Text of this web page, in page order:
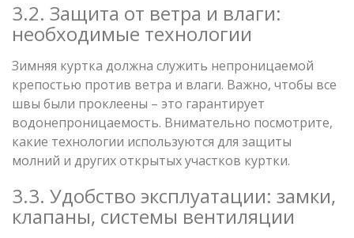
3.2. Защита от ветра и влаги:
необходимые технологии
Зимняя куртка должна служить непроницаемой
крепостью против ветра и влаги. Важно, чтобы все
швы были проклеены – это гарантирует
водонепроницаемость. Внимательно посмотрите,
какие технологии используются для защиты
молний и других открытых участков куртки.
3.3. Удобство эксплуатации: замки,
клапаны, системы вентиляции